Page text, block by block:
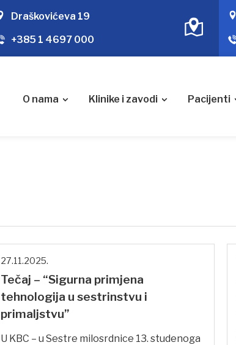
Draškovićeva 19
+385 1 4697 000
O nama Klinike i zavodi Pacijenti
27.11.2025.
Tečaj – “Sigurna primjena
tehnologija u sestrinstvu i
primaljstvu”
U KBC – u Sestre milosrdnice 13. studenoga